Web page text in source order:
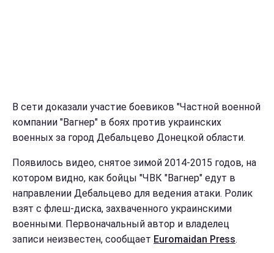
В сети доказали участие боевиков "Частной военной
компании "Вагнер" в боях против украинских
военных за город Дебальцево Донецкой области.
Появилось видео, снятое зимой 2014-2015 годов, на
котором видно, как бойцы "ЧВК "Вагнер" едут в
направлении Дебальцево для ведения атаки. Ролик
взят с флеш-диска, захваченного украинскими
военными. Первоначальный автор и владелец
записи неизвестен, сообщает Euromaidan Press.